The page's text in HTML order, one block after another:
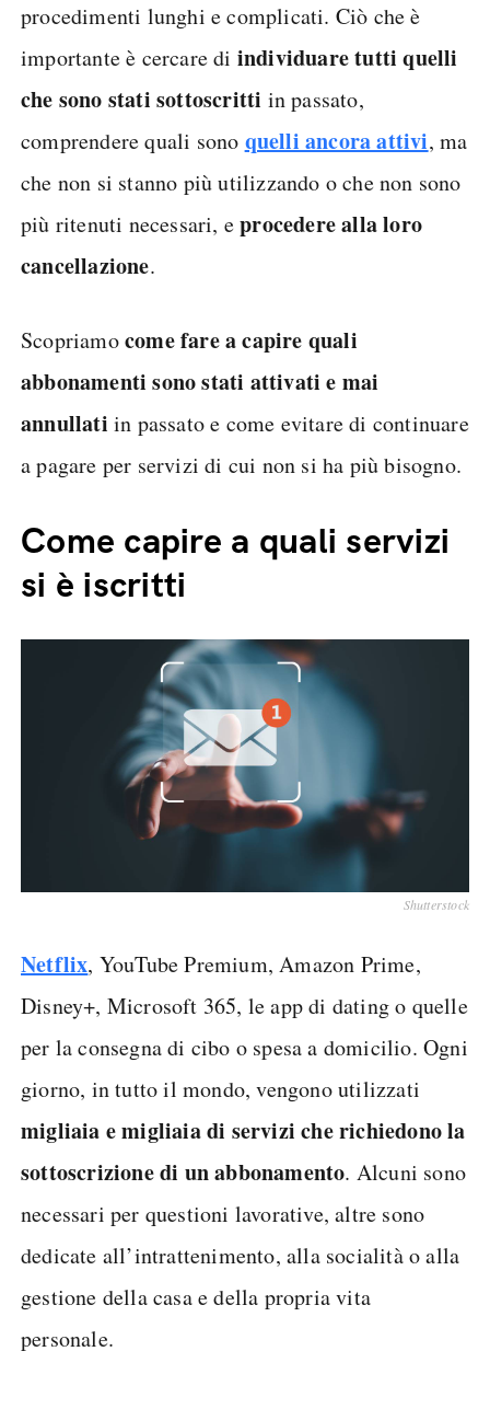
procedimenti lunghi e complicati. Ciò che è
importante è cercare di individuare tutti quelli
che sono stati sottoscritti in passato,
comprendere quali sono quelli ancora attivi, ma
che non si stanno più utilizzando o che non sono
più ritenuti necessari, eprocedere alla loro
cancellazione.
Scopriamocome fare a capire quali
abbonamenti sono stati attivati e mai
annullati in passato e come evitare di continuare
a pagare per servizi di cui non si ha più bisogno.
Come capire a quali servizi
si è iscritti
Shutterstock
Netflix, YouTube Premium, Amazon Prime,
Disney+, Microsoft 365, le app di dating o quelle
per la consegna di cibo o spesa a domicilio. Ogni
giorno, in tutto il mondo, vengono utilizzati
migliaia e migliaia di servizi che richiedono la
sottoscrizione di un abbonamento. Alcuni sono
necessari per questioni lavorative, altre sono
dedicate all’intrattenimento, alla socialità o alla
gestione della casa e della propria vita
personale.